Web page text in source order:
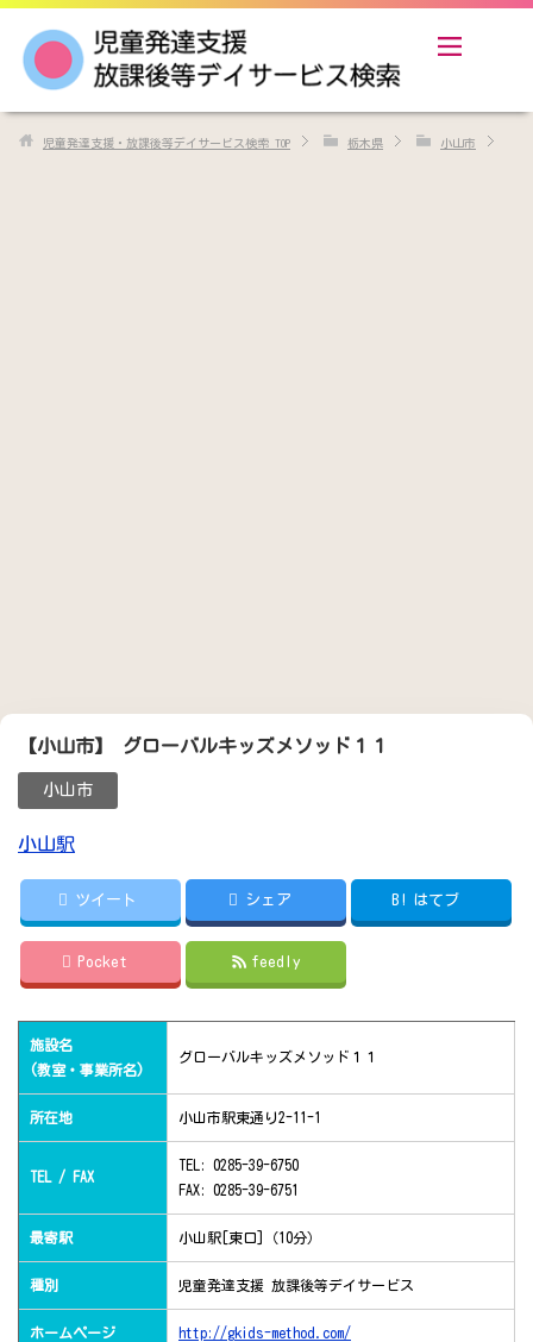
児童発達支援・放課後等デイサービス検索 TOP 栃木県 小山市
【小山市】 グローバルキッズメソッド１１
小山市
小山駅
ツイート シェア B! はてブ
Pocket feedly
施設名
(教室・事業所名)
グローバルキッズメソッド１１
所在地 小山市駅東通り2-11-1
TEL / FAX
TEL: 0285-39-6750
FAX: 0285-39-6751
最寄駅 小山駅[東口]（10分）
種別 児童発達支援 放課後等デイサービス
ホームページ http://gkids-method.com/